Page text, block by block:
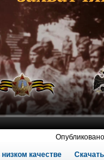
качестве